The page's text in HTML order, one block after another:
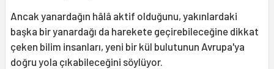
Ancak yanardağın hâlâ aktif olduğunu, yakınlardaki
başka bir yanardağı da harekete geçirebileceğine dikkat
çeken bilim insanları, yeni bir kül bulutunun Avrupa'ya
doğru yola çıkabileceğini söylüyor.